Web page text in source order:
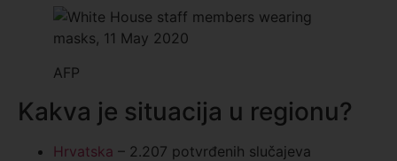
AFP
Kakva je situacija u regionu?
Hrvatska – 2.207 potvrđenih slučajeva